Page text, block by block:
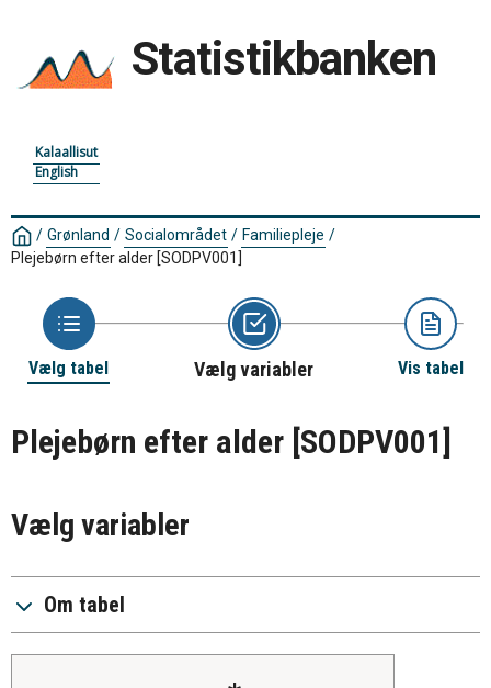
Statistikbanken
Kalaallisut
English
/ Grønland / Socialområdet / Familiepleje /
Plejebørn efter alder [SODPV001]
Vælg tabel Vælg variabler Vis tabel
Plejebørn efter alder [SODPV001]
Vælg variabler
Om tabel